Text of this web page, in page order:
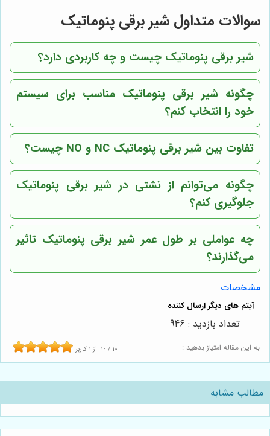
سوالات متداول شیر برقی پنوماتیک
شیر برقی پنوماتیک چیست و چه کاربردی دارد؟
چگونه شیر برقی پنوماتیک مناسب برای سیستم
خود را انتخاب کنم؟
تفاوت بین شیر برقی پنوماتیک NC و NO چیست؟
چگونه می‌توانم از نشتی در شیر برقی پنوماتیک
جلوگیری کنم؟
چه عواملی بر طول عمر شیر برقی پنوماتیک تاثیر
می‌گذارند؟
مشخصات
به این مقاله امتیاز بدهید : 10 / 10 از 1 کاربر
تعداد بازدید : 946
مطالب مشابه